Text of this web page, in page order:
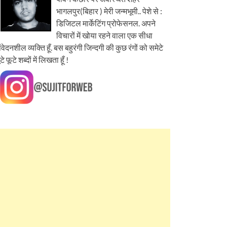
भागलपुर(बिहार ) मेरी जन्मभूमी.. पेशे से :
डिजिटल मार्केटिंग प्रोफेसनल. अपने
विचारों में खोया रहने वाला एक सीधा
व्यक्ति हूँ. बस बहुरंगी जिन्दगी की कुछ रंगों को समेटे
फूटे शब्दों में लिखता हूँ !